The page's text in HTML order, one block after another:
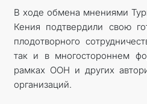
В ходе обмена мнениями
Кения подтвердили свою
плодотворного
так и в многостороннем
рамках ООН и других
организаций.